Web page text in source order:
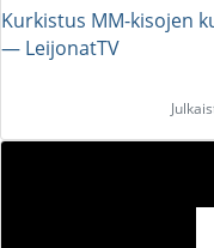
Kurkistus MM-kisojen
― LeijonatTV